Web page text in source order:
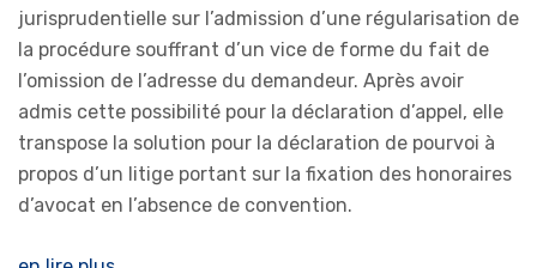
jurisprudentielle sur l’admission d’une régularisation de
la procédure souffrant d’un vice de forme du fait de
l’omission de l’adresse du demandeur. Après avoir
admis cette possibilité pour la déclaration d’appel, elle
transpose la solution pour la déclaration de pourvoi à
propos d’un litige portant sur la fixation des honoraires
d’avocat en l’absence de convention.